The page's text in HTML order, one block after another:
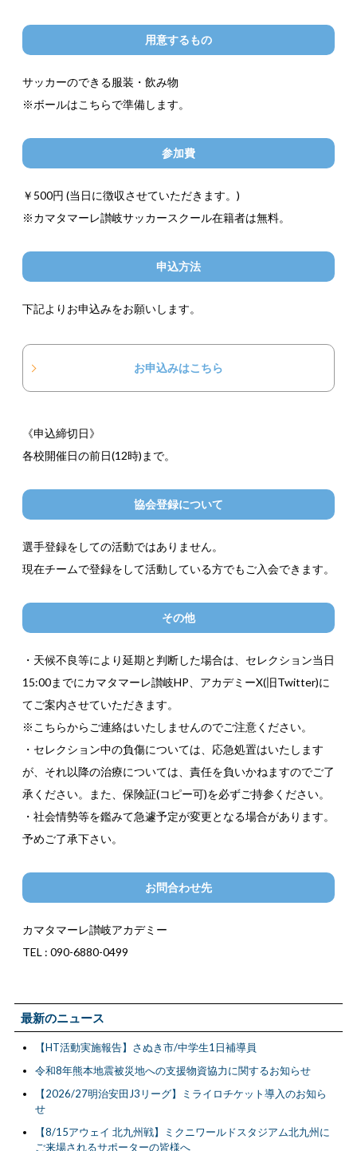
用意するもの
サッカーのできる服装・飲み物
※ボールはこちらで準備します。
参加費
￥500円 (当日に徴収させていただきます。)
※カマタマーレ讃岐サッカースクール在籍者は無料。
申込方法
下記よりお申込みをお願いします。
お申込みはこちら
《申込締切日》
各校開催日の前日(12時)まで。
協会登録について
選手登録をしての活動ではありません。
現在チームで登録をして活動している方でもご入会できます。
その他
・天候不良等により延期と判断した場合は、セレクション当日
15:00までにカマタマーレ讃岐HP、アカデミーX(旧Twitter)に
てご案内させていただきます。
※こちらからご連絡はいたしませんのでご注意ください。
・セレクション中の負傷については、応急処置はいたします
が、それ以降の治療については、責任を負いかねますのでご了
承ください。また、保険証(コピー可)を必ずご持参ください。
・社会情勢等を鑑みて急遽予定が変更となる場合があります。
予めご了承下さい。
お問合わせ先
カマタマーレ讃岐アカデミー
TEL : 090-6880-0499
最新のニュース
【HT活動実施報告】さぬき市/中学生1日補導員
令和8年熊本地震被災地への支援物資協力に関するお知らせ
【2026/27明治安田J3リーグ】ミライロチケット導入のお知ら
せ
【8/15アウェイ 北九州戦】ミクニワールドスタジアム北九州に
ご来場されるサポーターの皆様へ